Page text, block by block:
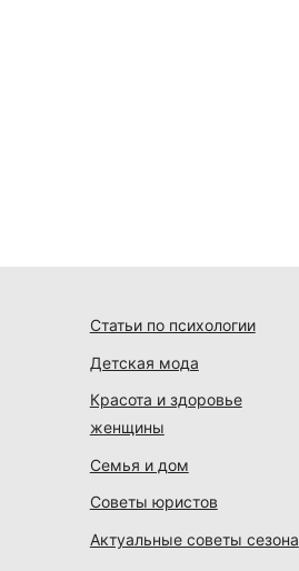
Статьи по психологии
Детская мода
Красота и здоровье
женщины
Семья и дом
Советы юристов
Актуальные советы сезона